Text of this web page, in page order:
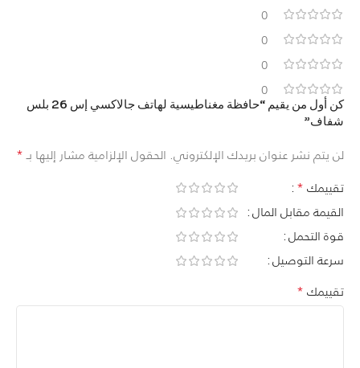
0
0
0
0
كن أول من يقيم “حافظة مغناطيسية لهاتف جالاكسي إس 26 بلس
شفاف”
لن يتم نشر عنوان بريدك الإلكتروني. الحقول الإلزامية مشار إليها بـ*
تقييمك *
القيمة مقابل المال
قوة التحمل
سرعة التوصيل
تقييمك *